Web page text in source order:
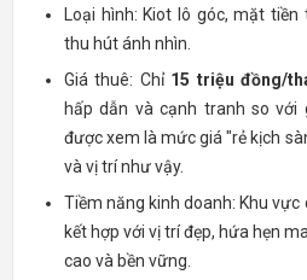
Loại hình: Kiot lô góc, mặt
thu hút ánh nhìn.
Giá thuê: Chỉ 15 triệu đồng/
hấp dẫn và cạnh tranh so
được xem là mức giá "rẻ kịch
và vị trí như vậy.
Tiềm năng kinh doanh: Khu
kết hợp với vị trí đẹp, hứa hẹn
cao và bền vững.